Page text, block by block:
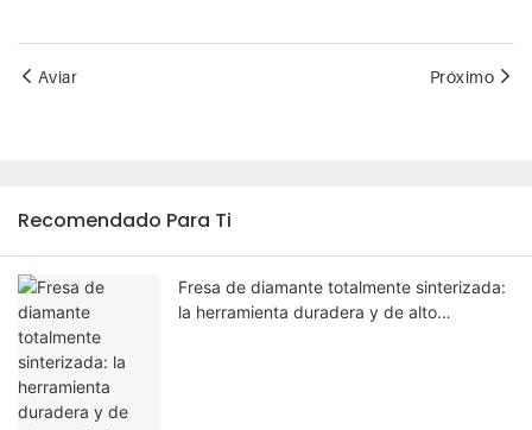
Aviar Próximo
Recomendado Para Ti
Fresa de diamante totalmente sinterizada:
la herramienta duradera y de alto